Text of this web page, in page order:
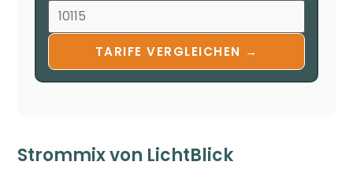
TARIFE VERGLEICHEN →
Strommix von LichtBlick